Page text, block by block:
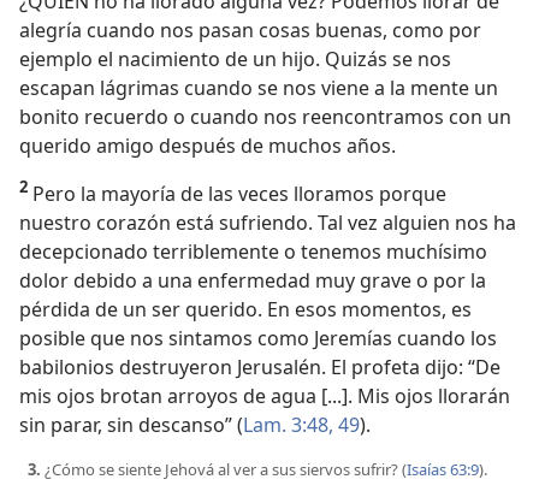
alegría cuando nos pasan cosas buenas, como por
ejemplo el nacimiento de un hijo. Quizás se nos
escapan lágrimas cuando se nos viene a la mente un
bonito recuerdo o cuando nos reencontramos con un
querido amigo después de muchos años.
2 Pero la mayoría de las veces lloramos porque
nuestro corazón está sufriendo. Tal vez alguien nos ha
decepcionado terriblemente o tenemos muchísimo
dolor debido a una enfermedad muy grave o por la
pérdida de un ser querido. En esos momentos, es
posible que nos sintamos como Jeremías cuando los
babilonios destruyeron Jerusalén. El profeta dijo: “De
mis ojos brotan arroyos de agua [...]. Mis ojos llorarán
sin parar, sin descanso” (Lam. 3:48, 49).
3. ¿Cómo se siente Jehová al ver a sus siervos sufrir? (Isaías 63:9).